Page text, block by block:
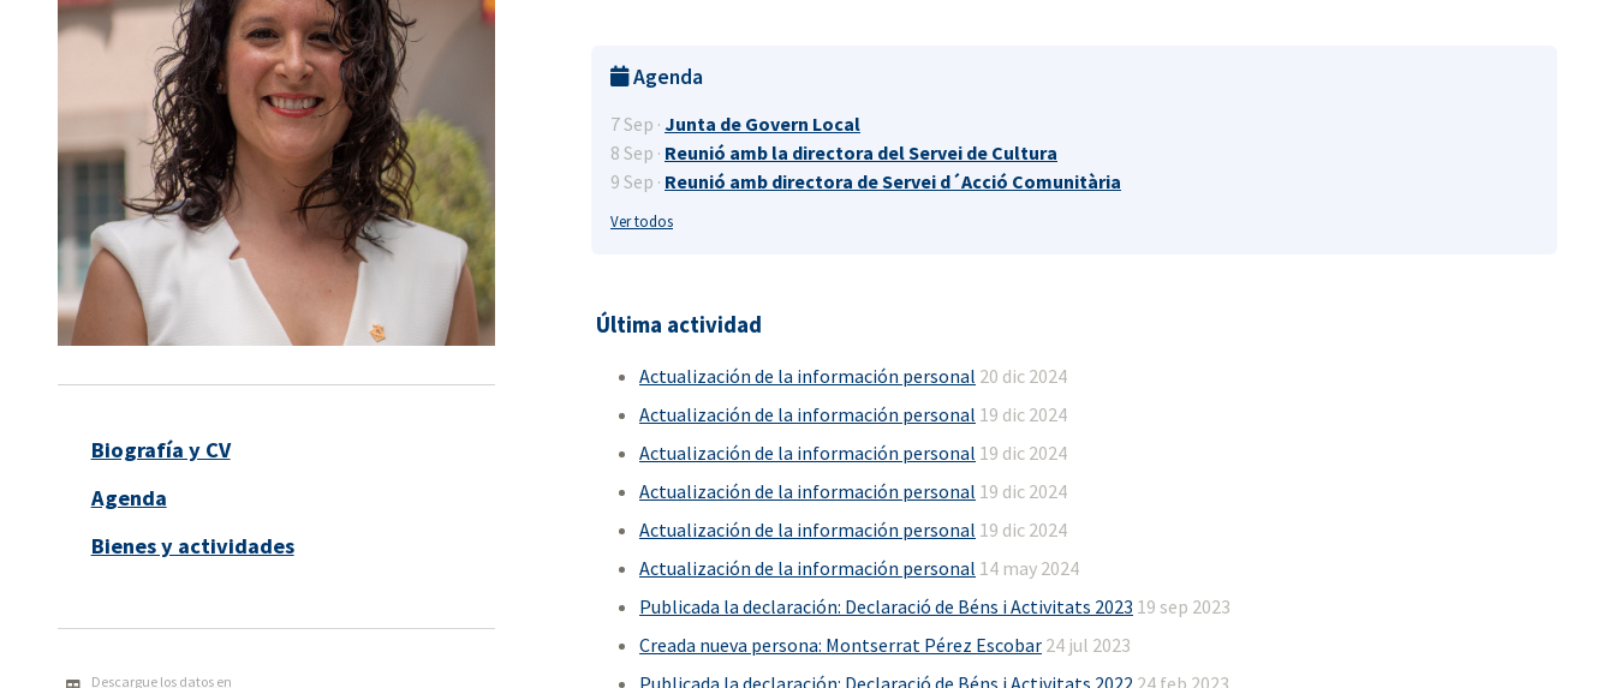
Biografía y CV
Agenda
Bienes y actividades
Descargue los datos en
Agenda
7 Sep · Junta de Govern Local
8 Sep · Reunió amb la directora del Servei de Cultura
9 Sep · Reunió amb directora de Servei d´Acció Comunitària
Ver todos
Última actividad
Actualización de la información personal 20 dic 2024
Actualización de la información personal 19 dic 2024
Actualización de la información personal 19 dic 2024
Actualización de la información personal 19 dic 2024
Actualización de la información personal 19 dic 2024
Actualización de la información personal 14 may 2024
Publicada la declaración: Declaració de Béns i Activitats 2023 19 sep 2023
Creada nueva persona: Montserrat Pérez Escobar 24 jul 2023